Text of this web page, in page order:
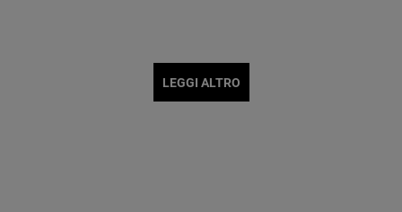
LEGGI ALTRO